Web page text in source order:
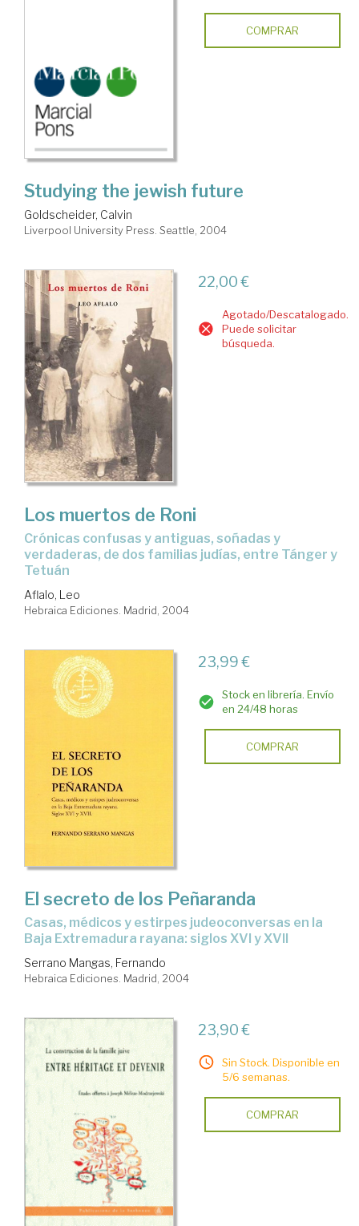
COMPRAR
Studying the jewish future
Goldscheider, Calvin
Liverpool University Press. Seattle, 2004
22,00 €
Agotado/Descatalogado.
Puede solicitar
búsqueda.
Los muertos de Roni
crónicas confusas y antiguas, soñadas y
verdaderas, de dos familias judías, entre Tánger y
Tetuán
Aflalo, Leo
Hebraica Ediciones. Madrid, 2004
23,99 €
Stock en librería. Envío
en 24/48 horas
COMPRAR
El secreto de los Peñaranda
casas, médicos y estirpes judeoconversas en la
Baja Extremadura rayana: siglos XVI y XVII
Serrano Mangas, Fernando
Hebraica Ediciones. Madrid, 2004
23,90 €
Sin Stock. Disponible en
5/6 semanas.
COMPRAR